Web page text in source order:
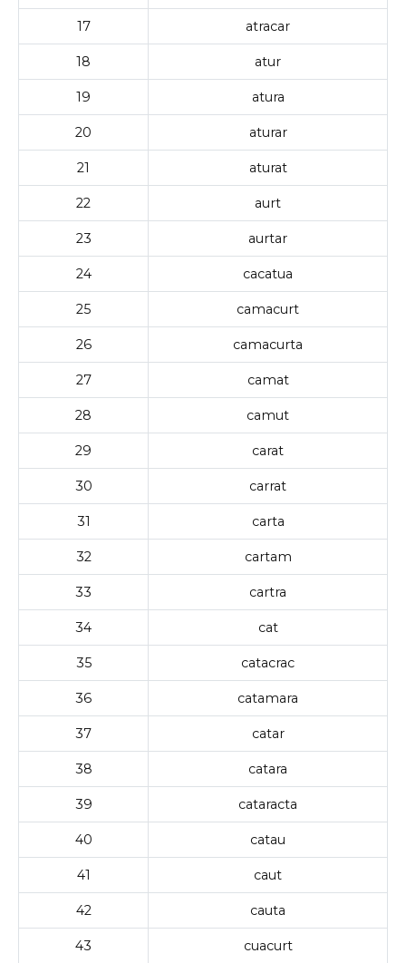
17 atracar
18 atur
19 atura
20 aturar
21 aturat
22 aurt
23 aurtar
24 cacatua
25 camacurt
26 camacurta
27 camat
28 camut
29 carat
30 carrat
31 carta
32 cartam
33 cartra
34 cat
35 catacrac
36 catamara
37 catar
38 catara
39 cataracta
40 catau
41 caut
42 cauta
43 cuacurt